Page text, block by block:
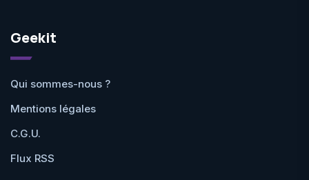
Geekit
Qui sommes-nous ?
Mentions légales
C.G.U.
Flux RSS